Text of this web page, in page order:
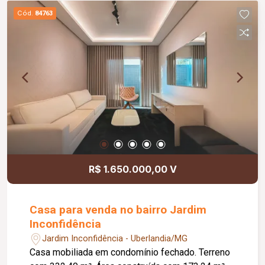
Cozinha; Lavanderia; Área gourmet com
churrasqueira; Piso em porcelanato;
Aproximadamente 170,00 m² de construção;
Diferenciais: Excelente opção para quem busca
unir moradia e geração de renda; Imóvel com
espaços amplos e bem distribuídos.
Cód. 84763
R$ 1.650.000,00 V
Casa para venda no bairro Jardim
Inconfidência
Jardim Inconfidência - Uberlandia/MG
Casa mobiliada em condomínio fechado. Terreno